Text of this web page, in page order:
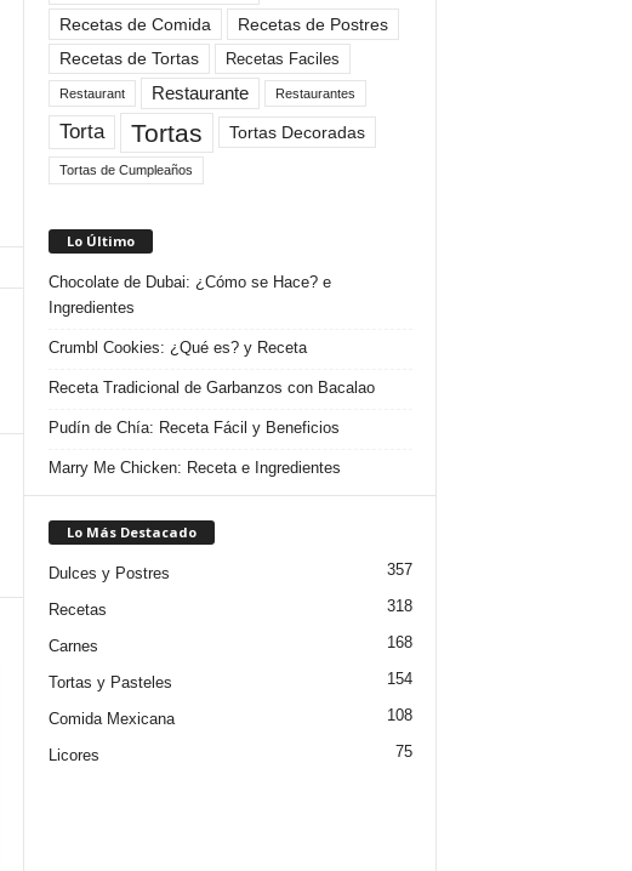
Recetas de Comida
Recetas de Postres
Recetas de Tortas
Recetas Faciles
Restaurant Restaurante Restaurantes
Torta Tortas Tortas Decoradas
Tortas de Cumpleaños
Lo Último
Chocolate de Dubai: ¿Cómo se Hace? e
Ingredientes
Crumbl Cookies: ¿Qué es? y Receta
Receta Tradicional de Garbanzos con Bacalao
Pudín de Chía: Receta Fácil y Beneficios
Marry Me Chicken: Receta e Ingredientes
Lo Más Destacado
Dulces y Postres 357
Recetas 318
Carnes 168
Tortas y Pasteles 154
Comida Mexicana 108
Licores 75